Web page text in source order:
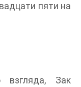
пяти на
взгляда, Зак